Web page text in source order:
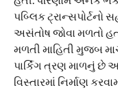
પબ્લિક ટ્રાન્સપોર્ટનો
અસંતોષ જોવા મળતો
મળતી માહિતી મુજબ
પાર્કિંગ ત્રણ માળનું છે
વિસ્તારમાં નિર્માણ